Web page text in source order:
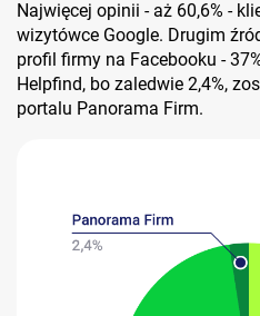
Najwięcej opinii - aż 60,6% -
wizytówce Google. Drugim
profil firmy na Facebooku -
Helpfind, bo zaledwie 2,4%,
portalu Panorama Firm.